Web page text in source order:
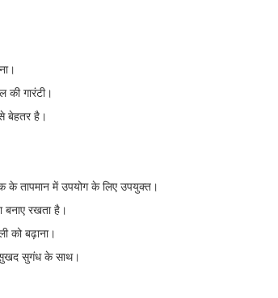
की गारंटी।
बेहतर है।
के तापमान में उपयोग के लिए उपयुक्त।
बनाए रखता है।
को बढ़ाना।
सुगंध के साथ।